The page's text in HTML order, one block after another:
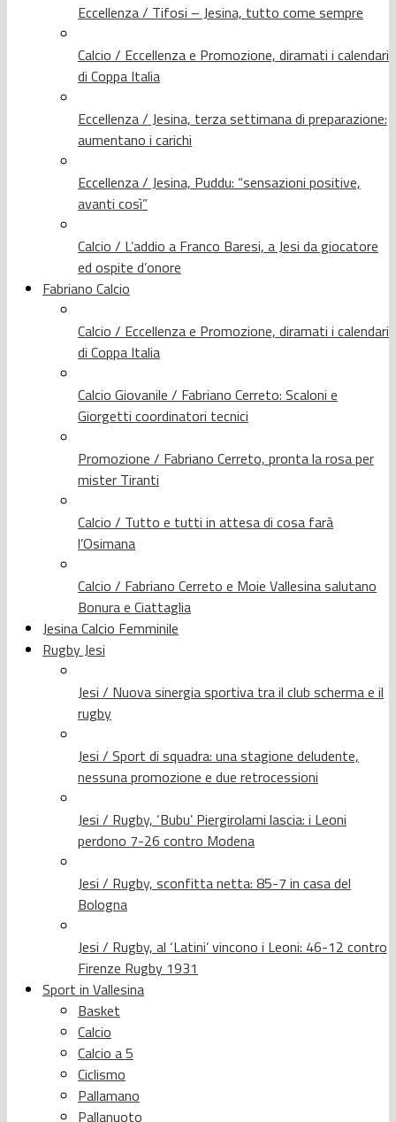
Eccellenza / Tifosi – Jesina, tutto come sempre
Calcio / Eccellenza e Promozione, diramati i calendari
di Coppa Italia
Eccellenza / Jesina, terza settimana di preparazione:
aumentano i carichi
Eccellenza / Jesina, Puddu: “sensazioni positive,
avanti così”
Calcio / L’addio a Franco Baresi, a Jesi da giocatore
ed ospite d’onore
Fabriano Calcio
Calcio / Eccellenza e Promozione, diramati i calendari
di Coppa Italia
Calcio Giovanile / Fabriano Cerreto: Scaloni e
Giorgetti coordinatori tecnici
Promozione / Fabriano Cerreto, pronta la rosa per
mister Tiranti
Calcio / Tutto e tutti in attesa di cosa farà
l’Osimana
Calcio / Fabriano Cerreto e Moie Vallesina salutano
Bonura e Ciattaglia
Jesina Calcio Femminile
Rugby Jesi
Jesi / Nuova sinergia sportiva tra il club scherma e il
rugby
Jesi / Sport di squadra: una stagione deludente,
nessuna promozione e due retrocessioni
Jesi / Rugby, ‘Bubu’ Piergirolami lascia: i Leoni
perdono 7-26 contro Modena
Jesi / Rugby, sconfitta netta: 85-7 in casa del
Bologna
Jesi / Rugby, al ‘Latini’ vincono i Leoni: 46-12 contro
Firenze Rugby 1931
Sport in Vallesina
Basket
Calcio
Calcio a 5
Ciclismo
Pallamano
Pallanuoto